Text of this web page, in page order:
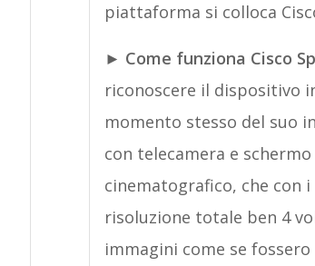
piattaforma si colloca
► Come funziona Cisco
riconoscere il dispositivo
momento stesso del suo
con telecamera e
cinematografico, che con
risoluzione totale ben 4
immagini come se fossero